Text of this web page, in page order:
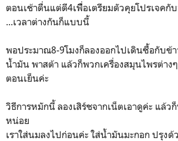
ตอนเช้าตื่นแต่ตี4เพืื่อเตรียมตัวคุยโปรเจคกั
...เวลาต่างกันก็แบบนี้
พอประมาณ8-9โมงก็ลองออกไปเดินซื้อกับข้
น้ำมัน พาสต้า แล้วก็พวกเครื่องสมุนไพรต่าง
ตอนเย็นค่ะ
วิธีการหมักนี้ ลองเสิร์ชจากเน็ตเอาดูค่ะ แล้
หน่อย
เราใส่นมลงไปก่อนค่ะ ใส่น้ำมันมะกอก ปรุง